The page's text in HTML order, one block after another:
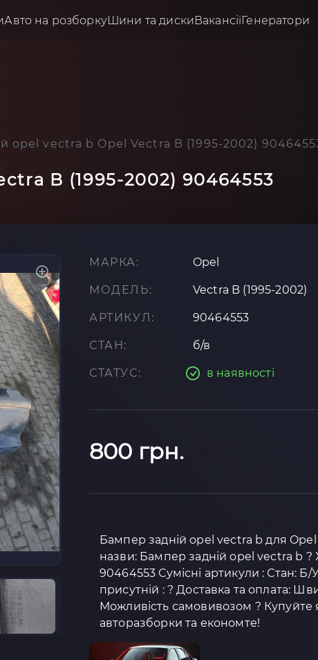
Авто на розборкуШини та дискиВакансіїГенератори
opel vectra b Opel Vectra B (1995-2002)
B (1995-2002) 90464553
МАРКА: Opel
МОДЕЛЬ: Vectra B (1995-2002)
АРТИКУЛ: 90464553
СТАН: б/в
СТАТУС: в наявності
800 грн.
Бампер задній opel vectra b для Opel
назви: Бампер задній opel vectra b
90464553 Сумісні артикули : Стан:
присутній : ? Доставка та оплата:
Можливість самовивозом ? Купуйте
авторазборки та економте!